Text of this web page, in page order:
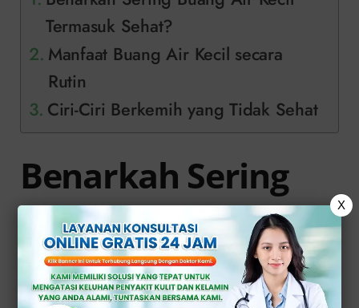
Termasuk Sehat?
Manfaat Buang Air Kecil secara
Rutin
Ciri-Ciri Berkemih yang Tidak Sehat
Benarkah Sering
Buang Air Kecil
Termasuk Sehat?
X